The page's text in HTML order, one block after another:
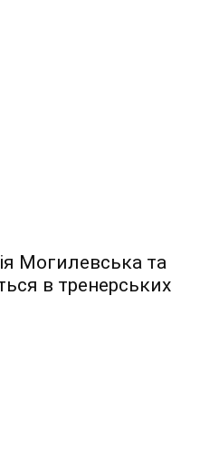
Могилевська та
в тренерських